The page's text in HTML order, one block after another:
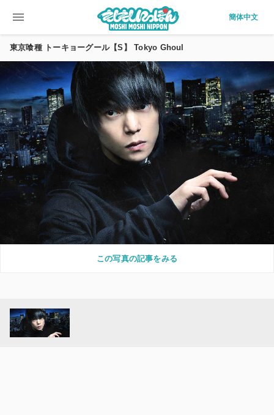
menu 簡体中文
東京喰種 トーキョーグール【S】 Tokyo Ghoul
この写真の記事をみる